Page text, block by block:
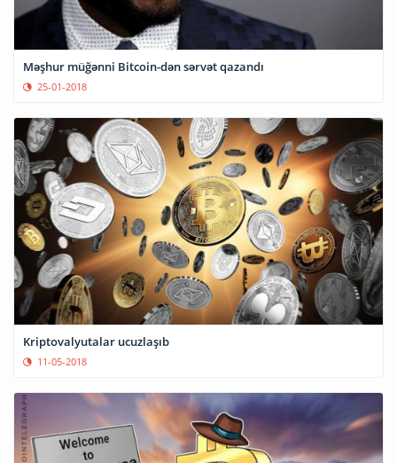
Məşhur müğənni Bitcoin-dən sərvət qazandı
25-01-2018
Kriptovalyutalar ucuzlaşıb
11-05-2018